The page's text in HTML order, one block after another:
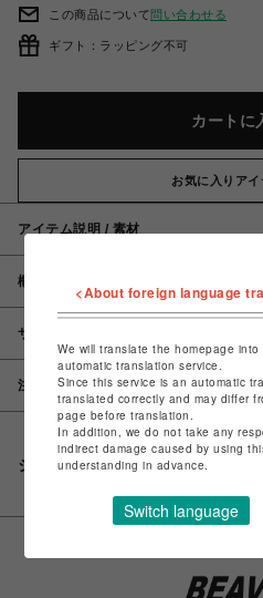
この商品について問い合わせる
ギフト：ラッピング不可
カートに
お気に入りア
アイテム説明 / 素材
概要
サイズ
注意事項
シェアする
<About foreign language
We will translate the homepage
automatic translation service.
Since this service is an automatic
translated correctly and may differ
page before translation.
In addition, we do not take any
indirect damage caused by using
understanding in advance.
Switch language